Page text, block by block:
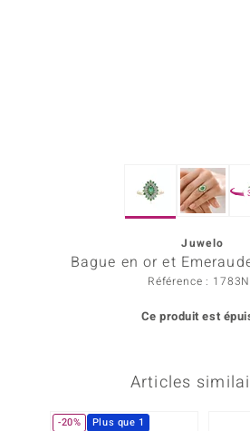
Juwelo
Bague en or et
Référence :
Ce produit est
Articles
-20% Plus que 1